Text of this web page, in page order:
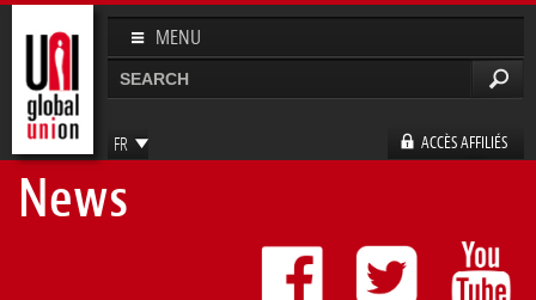
Aller au
contenu
principal
MENU
FR
EN
ES
ACCÈS AFFILIÉS
Formulaire de recherche
News